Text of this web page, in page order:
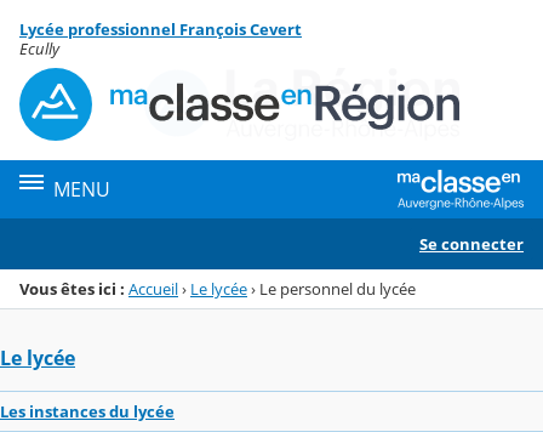
Menu de la rubrique
Contenu
Lycée professionnel François Cevert
Ecully
MENU
Se connecter
Vous êtes ici : Accueil› Le lycée› Le personnel du lycée
Le lycée
Les instances du lycée